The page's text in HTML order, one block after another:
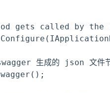
gets called by the
生成的 json 文件